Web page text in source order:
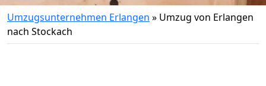
Umzugsunternehmen Erlangen » Umzug von Erlangen
nach Stockach